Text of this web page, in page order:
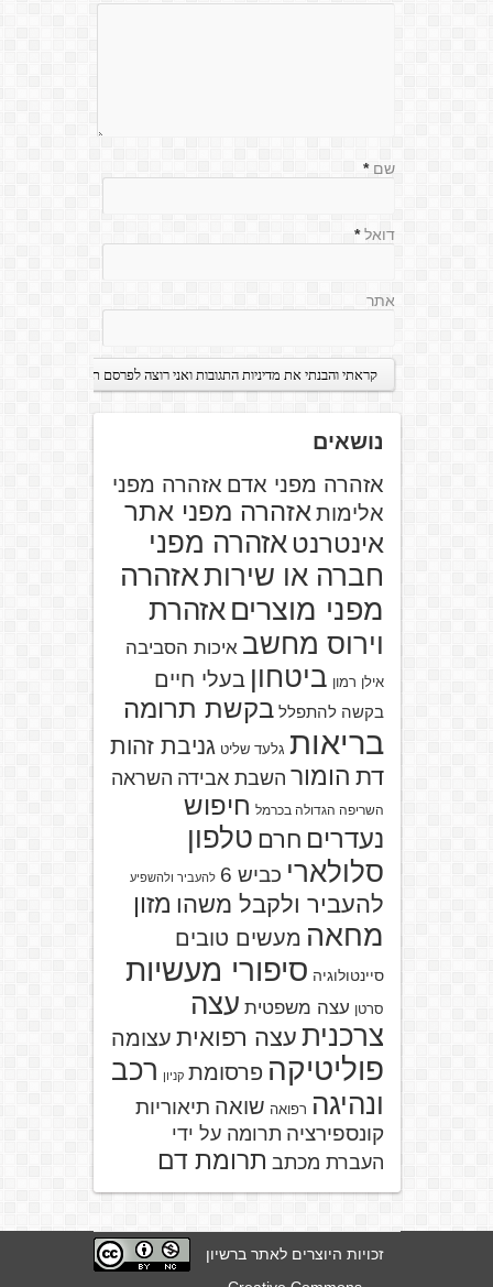
שם *
דואל *
אתר
נושאים
אזהרה מפני אדם אזהרה מפני
אלימות אזהרה מפני אתר
אינטרנט אזהרה מפני
חברה או שירותאזהרה
מפני מוצרים אזהרת
וירוס מחשב איכות הסביבה
אילן רמון ביטחון בעלי חיים
בקשה להתפלל בקשת תרומה
בריאות גלעד שליט גניבת זהות
דת הומור השבת אבידה השראה
השריפה הגדולה בכרמל חיפוש
נעדרים חרם טלפון
סלולארי כביש 6 להעביר ולהשפיע
להעביר ולקבל משהו מזון
מחאה מעשים טובים
סיינטולוגיה סיפורי מעשיות
סרטן עצה משפטית עצה
צרכנית עצה רפואית עצומה
פוליטיקה פרסומת קניון רכב
ונהיגה רפואה שואה תיאוריות
קונספירציה תרומה על ידי
העברת מכתב תרומת דם
זכויות היוצרים לאתר ברשיון